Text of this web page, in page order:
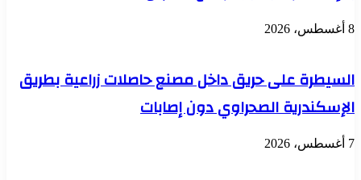
8 أغسطس، 2026
السيطرة على حريق داخل مصنع حاصلات زراعية بطريق
الإسكندرية الصحراوي دون إصابات
7 أغسطس، 2026